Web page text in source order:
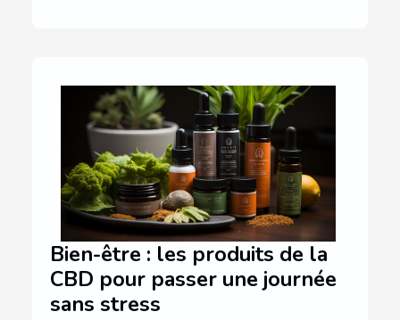
Bien-être : les produits de la
CBD pour passer une journée
sans stress